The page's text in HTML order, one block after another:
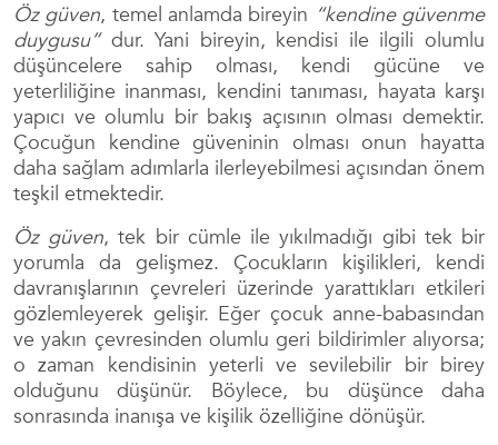
Öz güven, temel anlamda bireyin “kendine güvenme
duygusu”dur. Yani bireyin, kendisi ile ilgili olumlu
düşüncelere sahip olması, kendi gücüne ve
yeterliliğine inanması, kendini tanıması, hayata karşı
yapıcı ve olumlu bir bakış açısının olması demektir.
Çocuğun kendine güveninin olması onun hayatta
daha sağlam adımlarla ilerleyebilmesi açısından önem
teşkil etmektedir.
Öz güven, tek bir cümle ile yıkılmadığı gibi tek bir
yorumla da gelişmez. Çocukların kişilikleri, kendi
davranışlarının çevreleri üzerinde yarattıkları etkileri
gözlemleyerek gelişir. Eğer çocuk anne-babasından
ve yakın çevresinden olumlu geri bildirimler alıyorsa;
o zaman kendisinin yeterli ve sevilebilir bir birey
olduğunu düşünür. Böylece, bu düşünce daha
sonrasında inanışa ve kişilik özelliğine dönüşür.